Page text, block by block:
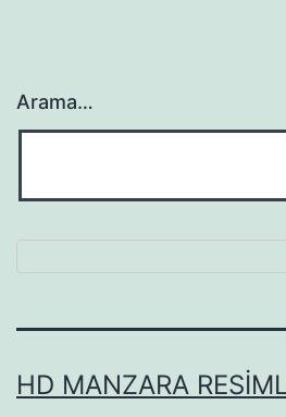
Arama…
HD MANZARA